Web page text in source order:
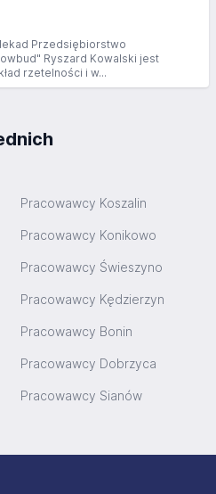
Przedsiębiorstwo
Ryszard Kowalski jest
rzetelności i w...
Pracowawcy Koszalin
Pracowawcy Konikowo
Pracowawcy Świeszyno
Pracowawcy Kędzierzyn
Pracowawcy Bonin
Pracowawcy Dobrzyca
Pracowawcy Sianów